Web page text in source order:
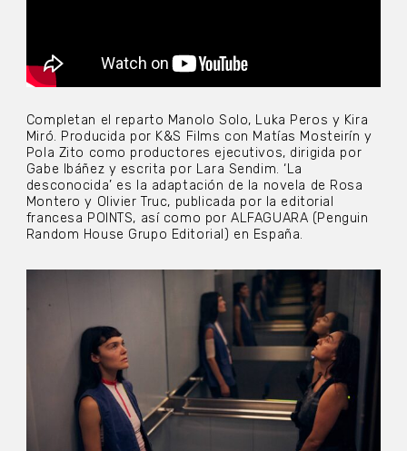
Completan el reparto Manolo Solo, Luka Peros y Kira
Miró. Producida por K&S Films con Matías Mosteirín y
Pola Zito como productores ejecutivos, dirigida por
Gabe Ibáñez y escrita por Lara Sendim. ‘La
desconocida’ es la adaptación de la novela de Rosa
Montero y Olivier Truc, publicada por la editorial
francesa POINTS, así como por ALFAGUARA (Penguin
Random House Grupo Editorial) en España.